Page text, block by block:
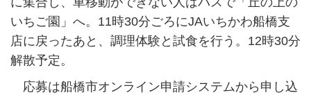
いちご園」へ。11時30分ごろにJAいちかわ船橋支
店に戻ったあと、調理体験と試食を行う。12時30分
解散予定。
応募は船橋市オンライン申請システムから申し込